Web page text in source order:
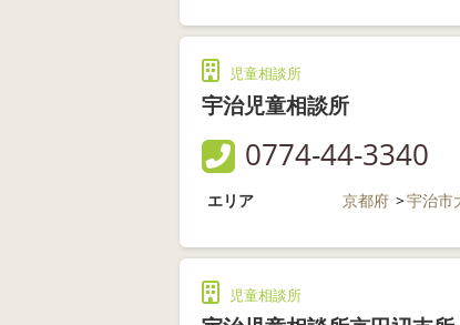
児童相談所
宇治児童相談所
0774-44-3340
エリア 京都府 宇治市
児童相談所